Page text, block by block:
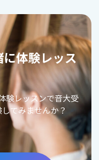
体験レッス
験レッスンで音大受
てみませんか？